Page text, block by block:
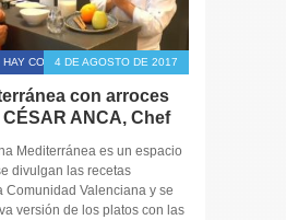
HAY COMENTARIOS4 DE AGOSTO DE 2017
con arroces
ANCA, Chef
Mediterránea es un espacio
divulgan las recetas
Comunidad Valenciana y se
versión de los platos con las